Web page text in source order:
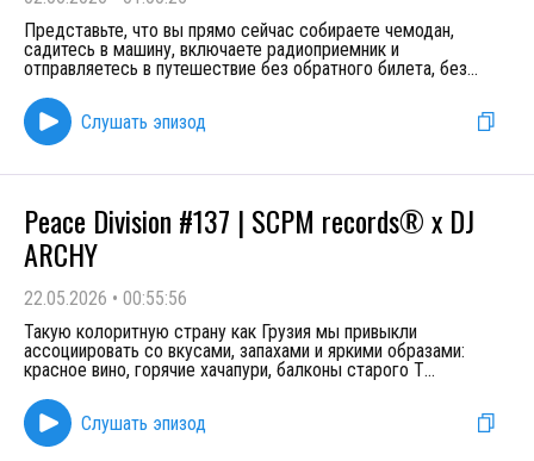
Представьте, что вы прямо сейчас собираете чемодан,
садитесь в машину, включаете радиоприемник и
отправляетесь в путешествие без обратного билета, без...
Слушать эпизод
Peace Division #137 | SCPM records® x DJ
ARCHY
22.05.2026 • 00:55:56
Такую колоритную страну как Грузия мы привыкли
ассоциировать со вкусами, запахами и яркими образами:
красное вино, горячие хачапури, балконы старого Т...
Слушать эпизод